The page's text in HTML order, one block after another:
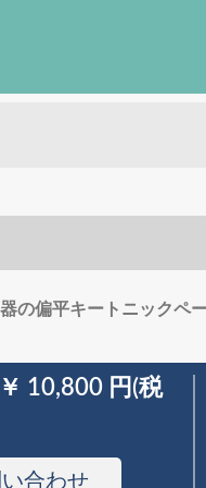
器の偏平キートニックペ
￥ 10,800 円(税
合わせ